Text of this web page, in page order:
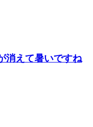
消えて暑いですね